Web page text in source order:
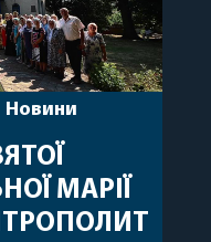
Новини
МАРІЇ